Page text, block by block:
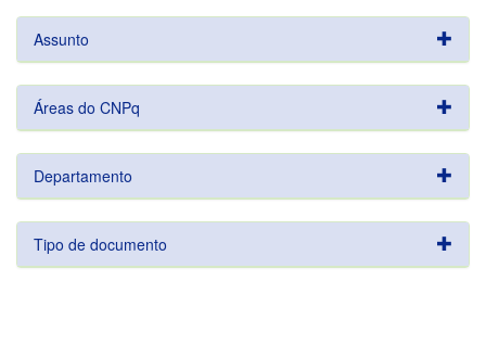
Assunto
Áreas do CNPq
Departamento
Tipo de documento